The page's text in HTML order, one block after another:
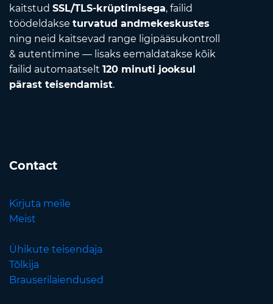
kaitstud SSL/TLS-krüptimisega, failid
töödeldakse turvatud andmekeskustes
ning neid kaitsevad range ligipääsukontroll
& autentimine — lisaks eemaldatakse kõik
failid automaatselt 120 minuti jooksul
pärast teisendamist.
Contact
Kirjuta meile
Meist
Ühikute teisendaja
Tõlkija
Brauserilaiendused